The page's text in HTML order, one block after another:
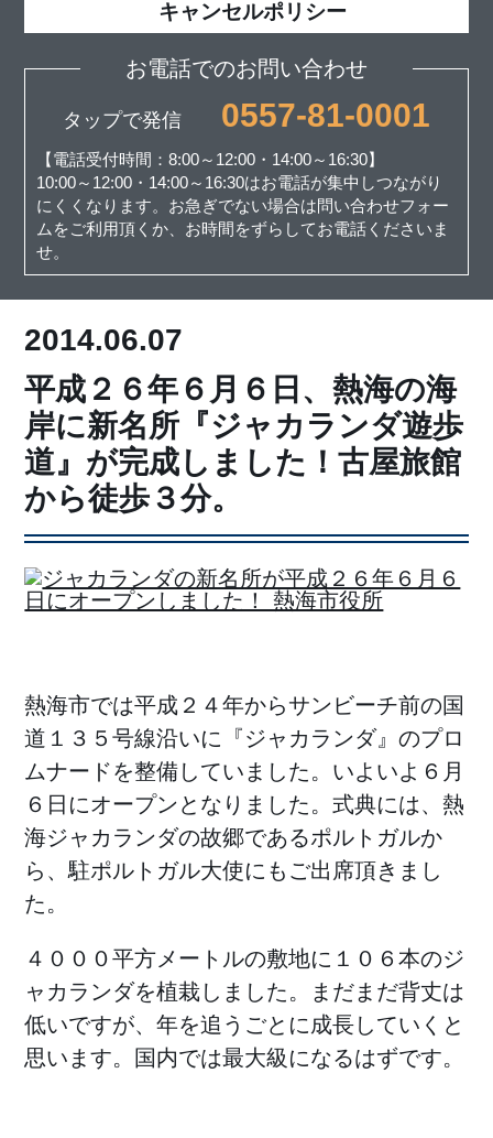
キャンセルポリシー
お電話でのお問い合わせ
タップで発信 0557-81-0001
【電話受付時間：8:00～12:00・14:00～16:30】
10:00～12:00・14:00～16:30はお電話が集中しつながり
にくくなります。お急ぎでない場合は問い合わせフォー
ムをご利用頂くか、お時間をずらしてお電話くださいま
せ。
2014.06.07
平成２６年６月６日、熱海の海
岸に新名所『ジャカランダ遊歩
道』が完成しました！古屋旅館
から徒歩３分。
熱海市では平成２４年からサンビーチ前の国
道１３５号線沿いに『ジャカランダ』のプロ
ムナードを整備していました。いよいよ６月
６日にオープンとなりました。式典には、熱
海ジャカランダの故郷であるポルトガルか
ら、駐ポルトガル大使にもご出席頂きまし
た。
４０００平方メートルの敷地に１０６本のジ
ャカランダを植栽しました。まだまだ背丈は
低いですが、年を追うごとに成長していくと
思います。国内では最大級になるはずです。